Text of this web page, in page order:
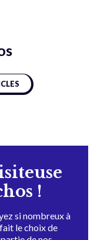
!
si nombreux à
le choix de